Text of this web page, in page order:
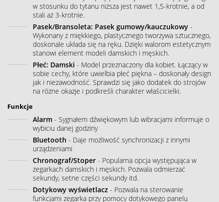
w stosunku do tytanu niższa jest nawet 1,5-krotnie, a od
stali aż 3-krotnie.
Pasek/Bransoleta: Pasek gumowy/kauczukowy -
Wykonany z miękkiego, plastycznego tworzywa sztucznego,
doskonale układa się na ręku. Dzięki walorom estetycznym
stanowi element modeli damskich i męskich.
Płeć: Damski - Model przeznaczony dla kobiet. Łączący w
sobie cechy, które uwielbia płeć piękna – doskonały design
jak i niezawodność. Sprawdzi się jako dodatek do strojów
na różne okazje i podkreśli charakter właścicielki.
Funkcje
Alarm - Sygnałem dźwiękowym lub wibracjami informuje o
wybiciu danej godziny
Bluetooth - Daje możliwość synchronizacji z innymi
urządzeniami
Chronograf/Stoper - Popularna opcja występująca w
zegarkach damskich i męskich. Pozwala odmierzać
sekundy, setne części sekundy itd.
Dotykowy wyświetlacz - Pozwala na sterowanie
funkcjami zegarka przy pomocy dotykowego panelu